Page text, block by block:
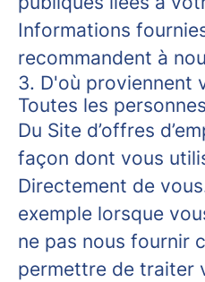
Informations
recommandent à
3. D'où proviennent
Toutes les personnes
Du Site d’offres
façon dont vous
Directement de
exemple lorsque
ne pas nous fournir
permettre de traiter